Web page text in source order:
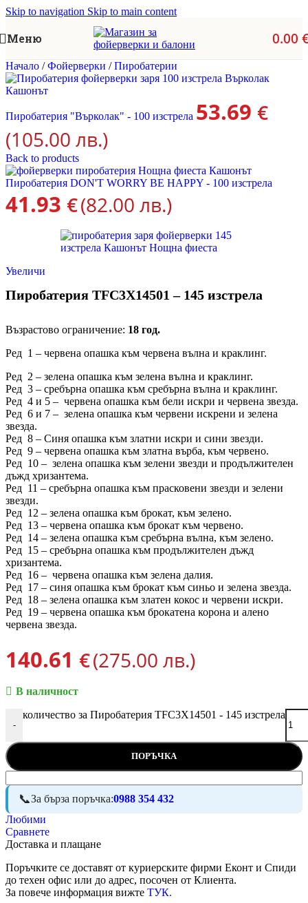
Skip to navigation Skip to main content
Меню 0.00
Начало / Фойерверки / Пиробатерии
Пиробатерия "Върколак" - 100 изстрела 53.69 €
(105.00 лв.)
Back to products
Пиробатерия DON'T WORRY BE HAPPY - 100 изстрела
41.93 €(82.00 лв.)
Увеличи
Пиробатерия TFC3X14501 – 145 изстрела
Възрастово ограничение: 18 год.
Ред 1 – червена опашка към червена вълна и краклинг.
Ред 2 – зелена опашка към зелена вълна и краклинг.
Ред 3 – сребърна опашка към сребърна вълна и краклинг.
Ред 4 и 5 – червена опашка към бели искри и червена звезда.
Ред 6 и 7 – зелена опашка към червени искрени и зелена
звезда.
Ред 8 – Синя опашка към златни искри и сини звезди.
Ред 9 – червена опашка към златна върба, към червено.
Ред 10 – зелена опашка към зелени звезди и продължителен
дъжд хризантема.
Ред 11 – сребърна опашка към прасковени звезди и зелени
звезди.
Ред 12 – зелена опашка към брокат, към зелено.
Ред 13 – червена опашка към брокат към червено.
Ред 14 – зелена опашка към сребърна вълна, към зелено.
Ред 15 – сребърна опашка към продължителен дъжд
хризантема.
Ред 16 – червена опашка към зелена далия.
Ред 17 – синя опашка към брокат към синьо и зелена звезда.
Ред 18 – зелена опашка към златен кокос и червени искри.
Ред 19 – червена опашка към брокатена корона и алено
червена звезда.
140.61 €(275.00 лв.)
В наличност
-
количество за Пиробатерия TFC3X14501 - 145 изстрела
ПОРЪЧКА
За бърза поръчка:0988 354 432
Любими
Сравнете
Доставка и плащане
Поръчките се доставят от куриерските фирми Еконт и Спиди
до техен офис или до адрес, посочен от Клиента.
За повече информация вижте ТУК.